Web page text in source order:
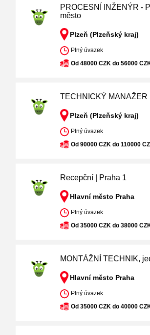
PROCESNÍ INŽENÝR -
město
Plzeň (Plzeňský kraj)
Plný úvazek
Od 48000 CZK do 56000
TECHNICKÝ MANAŽER
Plzeň (Plzeňský kraj)
Plný úvazek
Od 90000 CZK do 110000
Recepční | Praha 1
Hlavní město Praha
Plný úvazek
Od 35000 CZK do 38000
MONTÁŽNÍ TECHNIK,
Hlavní město Praha
Plný úvazek
Od 35000 CZK do 40000